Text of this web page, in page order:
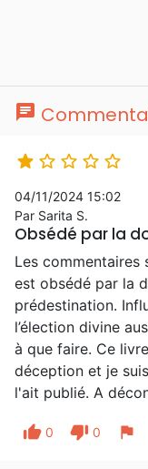
chat
    
04/11/2024 15:02
Par Sarita S.
Obsédé par la
Les commentaires
est obsédé par la
prédestination.
l’élection divine
à que faire. Ce
déception et je
l'ait publié. A
thumb_up 0 thumb_down 0 flag